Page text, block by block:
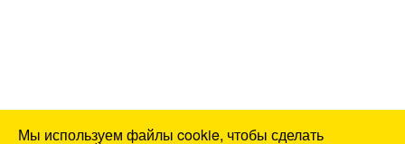
Мы используем файлы cookie, чтобы сделать